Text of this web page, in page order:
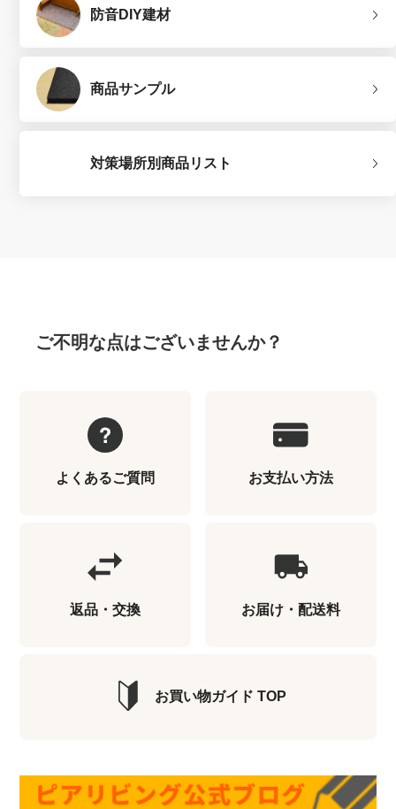
防音DIY建材
商品サンプル
対策場所別商品リスト
ご不明な点はございませんか？
よくあるご質問 お支払い方法
返品・交換 お届け・配送料
お買い物ガイド TOP